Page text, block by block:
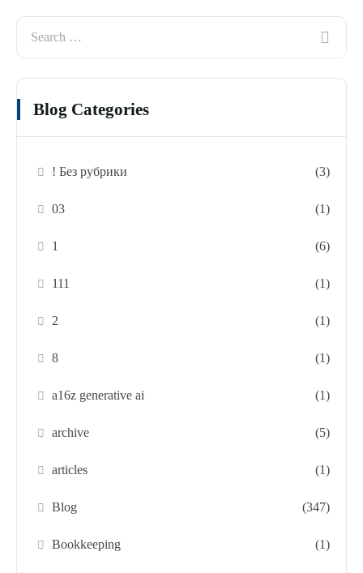
Blog Categories
! Без рубрики (3)
03 (1)
1 (6)
111 (1)
2 (1)
8 (1)
a16z generative ai (1)
archive (5)
articles (1)
Blog (347)
Bookkeeping (1)